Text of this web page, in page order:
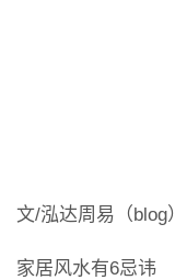
文/泓达周易（blog
家居风水有6忌讳